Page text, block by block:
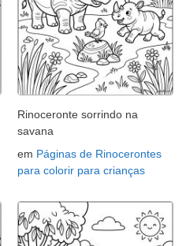
Rinoceronte sorrindo na
savana
em Páginas de Rinocerontes
para colorir para crianças